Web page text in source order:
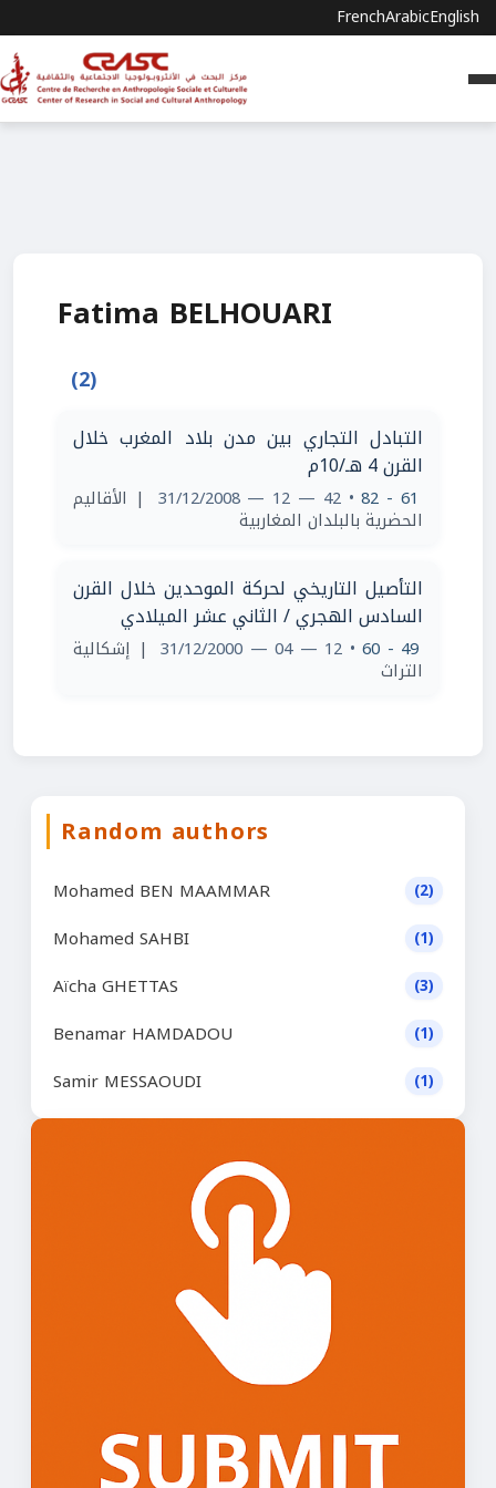
FrenchArabicEnglish
Fatima BELHOUARI
(2)
التبادل التجاري بين مدن بلاد المغرب خلال
القرن 4 هـ/10م
61 - 82
• 42 — 12 — 31/12/2008 | الأقاليم
الحضرية بالبلدان المغاربية
التأصيل التاريخي لحركة الموحدين خلال القرن
السادس الهجري / الثاني عشر الميلادي
49 - 60
• 12 — 04 — 31/12/2000 | إشكالية
التراث
Random authors
Mohamed BEN MAAMMAR (2)
Mohamed SAHBI (1)
Aïcha GHETTAS (3)
Benamar HAMDADOU (1)
Samir MESSAOUDI (1)